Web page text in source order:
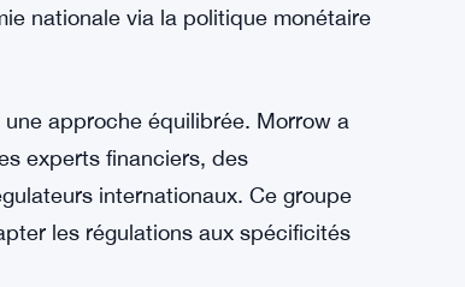
et ralentir la croissance du
choisir de déplacer leurs opérations
la souveraineté monétaire. Si une
non régulés, la Banque du
nationale via la politique monétaire